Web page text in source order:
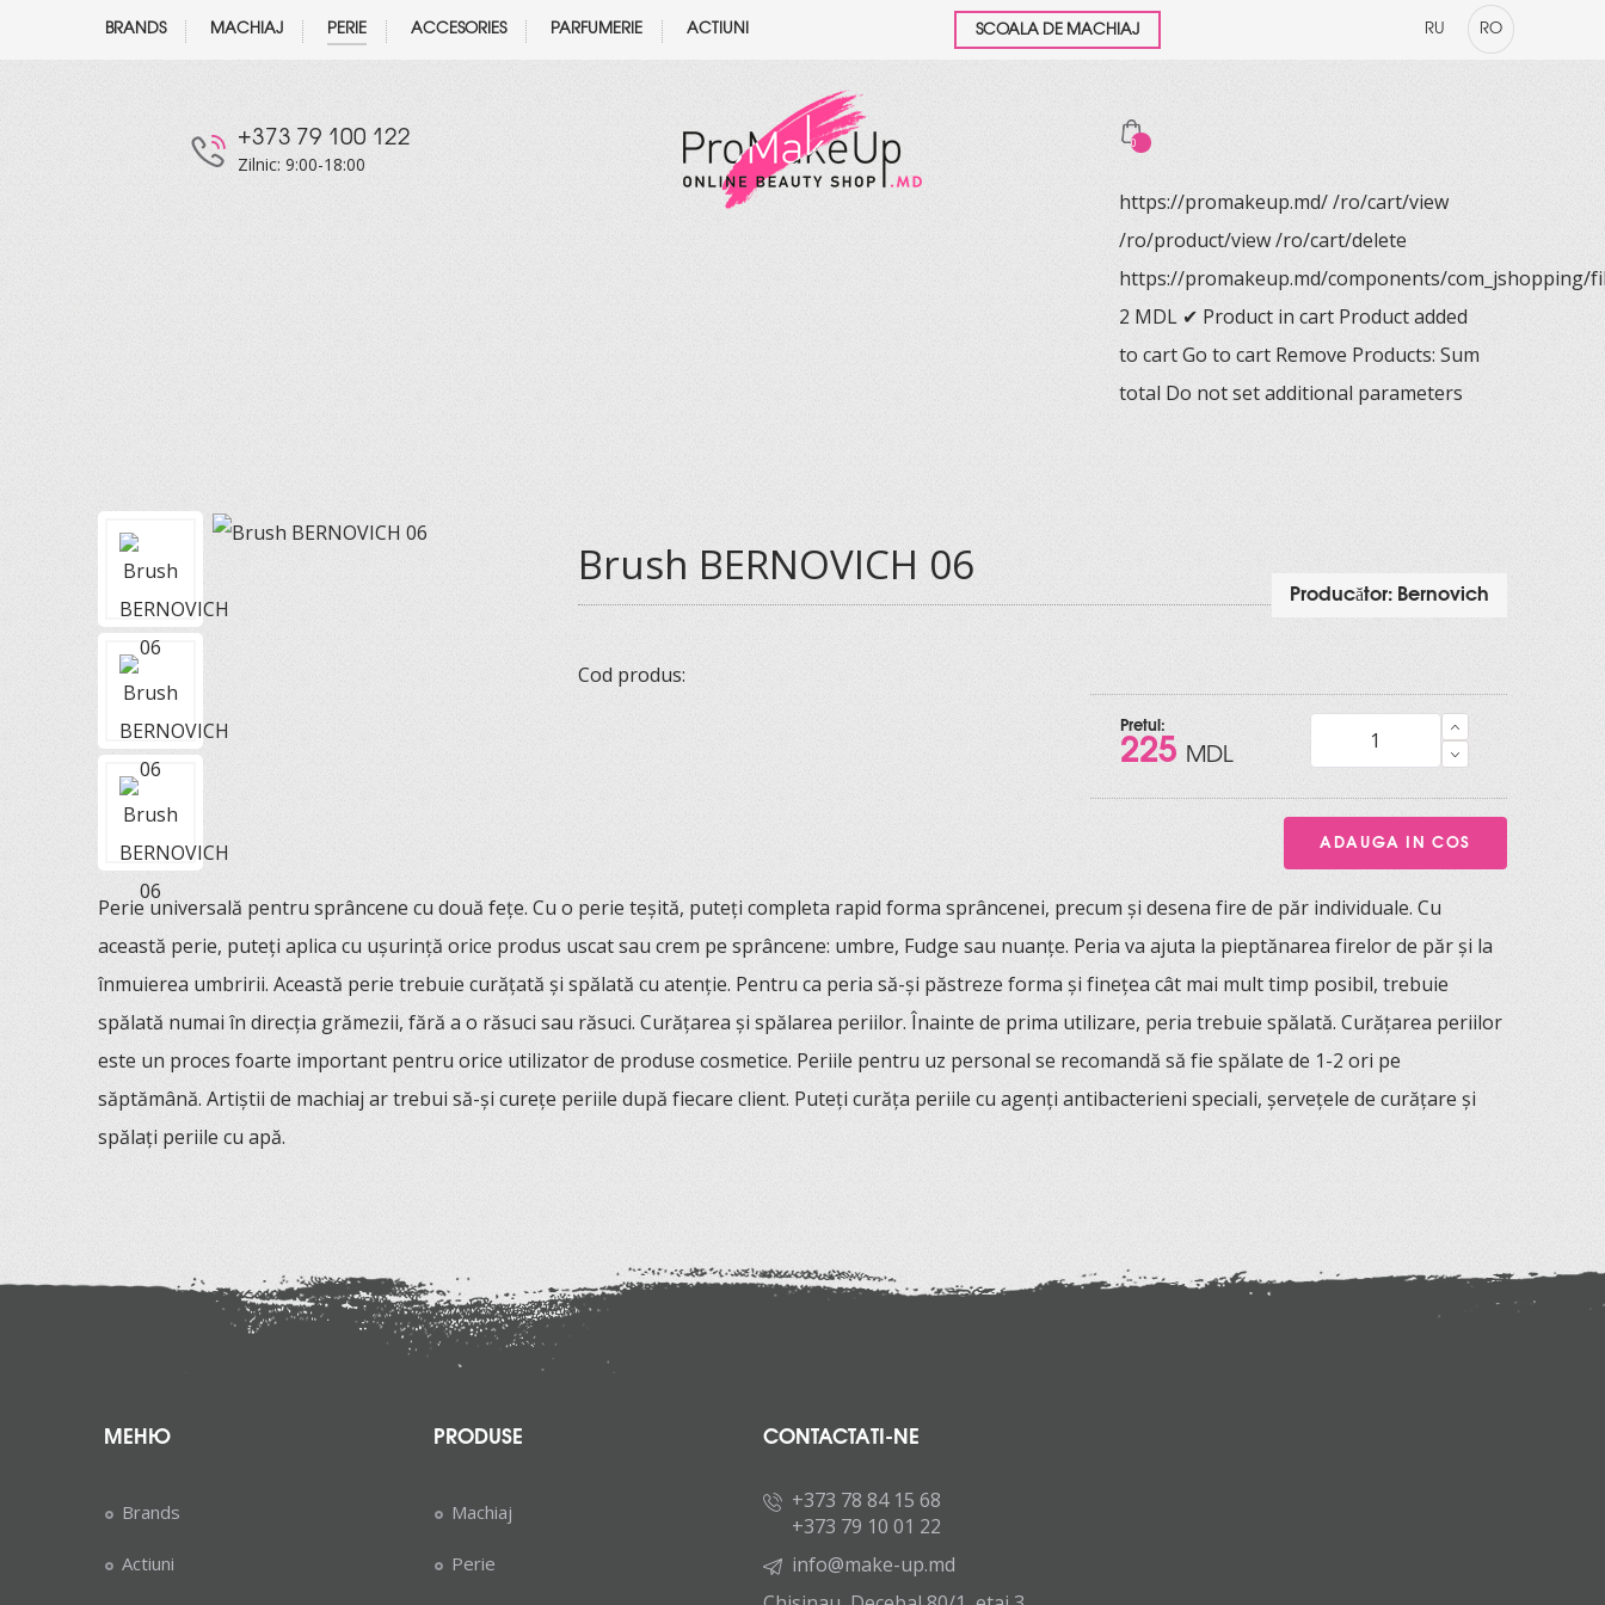
BRANDS MACHIAJ PERIE ACCESORIES PARFUMERIE ACTIUNI SCOALA DE MACHIAJ RU RO
+373 79 100 122
Zilnic: 9:00-18:00
0
https://promakeup.md//ro/cart/view
/ro/product/view/ro/cart/delete
https://promakeup.md/components/com_jshopping/
2 MDL ✔ Product in cart Product added
to cartGo to cart Remove Products: Sum
total Do not set additional parameters
Brush BERNOVICH 06
Producător: Bernovich
Cod produs:
Pretul:
225 MDL
Perie universală pentru sprâncene cu două fețe. Cu o perie teșită, puteți completa rapid forma sprâncenei, precum și desena fire de păr individuale. Cu
această perie, puteți aplica cu ușurință orice produs uscat sau crem pe sprâncene: umbre, Fudge sau nuanțe. Peria va ajuta la pieptănarea firelor de păr și la
înmuierea umbririi. Această perie trebuie curățată și spălată cu atenție. Pentru ca peria să-și păstreze forma și finețea cât mai mult timp posibil, trebuie
spălată numai în direcția grămezii, fără a o răsuci sau răsuci. Curățarea și spălarea periilor. Înainte de prima utilizare, peria trebuie spălată. Curățarea periilor
este un proces foarte important pentru orice utilizator de produse cosmetice. Periile pentru uz personal se recomandă să fie spălate de 1-2 ori pe
săptămână. Artiștii de machiaj ar trebui să-și curețe periile după fiecare client. Puteți curăța periile cu agenți antibacterieni speciali, șervețele de curățare și
spălați periile cu apă.
МЕНЮ
Brands
Actiuni
PRODUSE
Machiaj
Perie
CONTACTATI-NE
+373 78 84 15 68
+373 79 10 01 22
info@make-up.md